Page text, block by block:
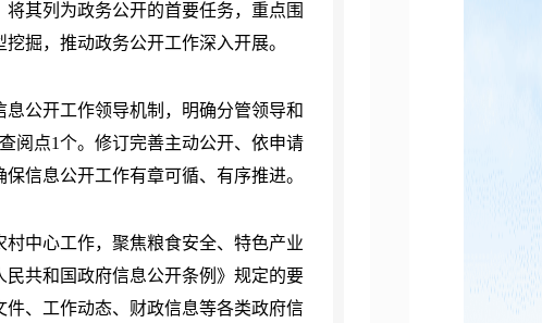
其列为政务公开的首要任务，重点围
掘，推动政务公开工作深入开展。
公开工作领导机制，明确分管领导和
阅点1个。修订完善主动公开、依申请
信息公开工作有章可循、有序推进。
村中心工作，聚焦粮食安全、特色产业
共和国政府信息公开条例》规定的要
、工作动态、财政信息等各类政府信